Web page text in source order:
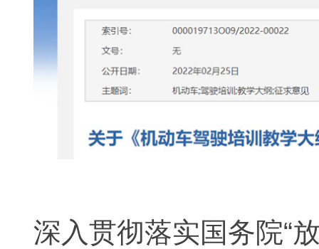
深入贯彻落实国务院“